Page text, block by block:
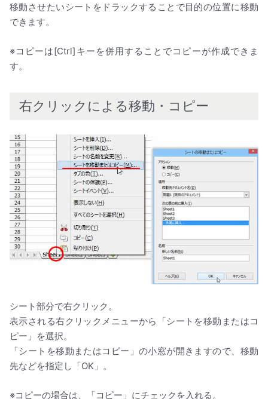
移動させたいシートをドラックすることで目的の位置に移動
できます。
※コピーは[Ctrl]キーを併用することでコピーが作成できま
す。
右クリックによる移動・コピー
シート部分で右クリック。
表示される右クリックメニューから「シートを移動またはコ
ピー」を選択。
「シートを移動またはコピー」の小窓が開きますので、移動
先などを指定し「OK」。
※コピーの場合は、「コピー」にチェックを入れる。